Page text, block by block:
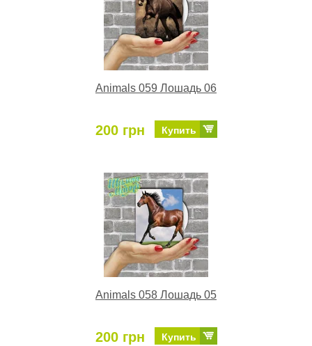
Animals 059 Лошадь 06
200 грн Купить
Animals 058 Лошадь 05
200 грн Купить